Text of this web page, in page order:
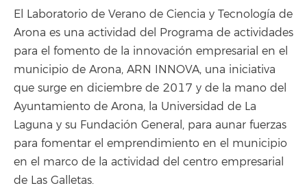
El Laboratorio de Verano de Ciencia y Tecnología de
Arona es una actividad del Programa de actividades
para el fomento de la innovación empresarial en el
municipio de Arona, ARN INNOVA, una iniciativa
que surge en diciembre de 2017 y de la mano del
Ayuntamiento de Arona, la Universidad de La
Laguna y su Fundación General, para aunar fuerzas
para fomentar el emprendimiento en el municipio
en el marco de la actividad del centro empresarial
de Las Galletas.